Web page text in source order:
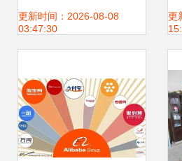
无线网络全覆盖新
更新时间：2026-08-08
03:47:30
更